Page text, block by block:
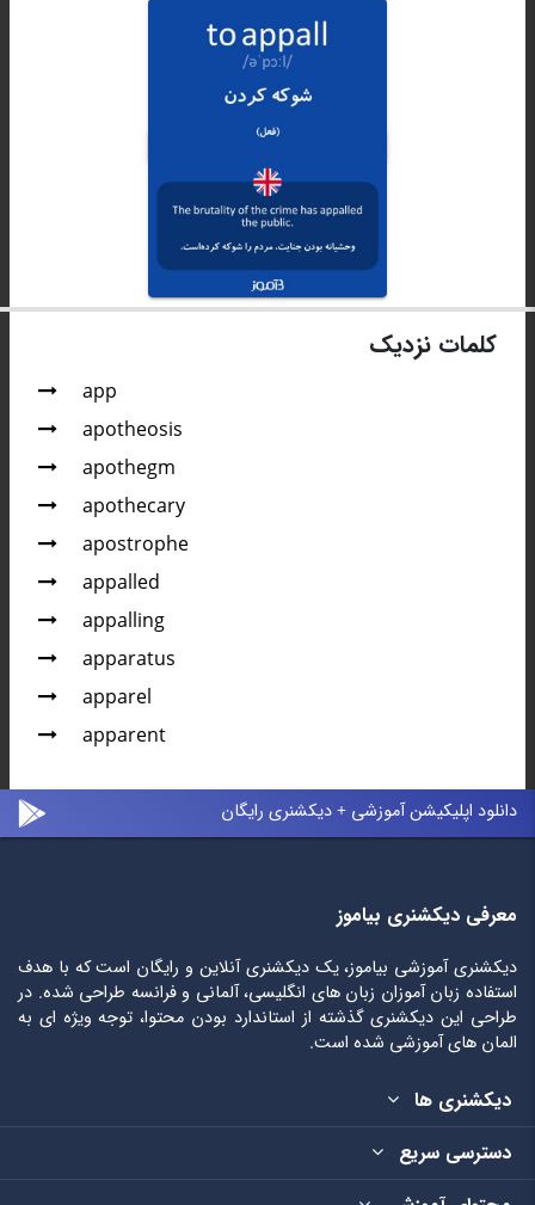
کلمات نزدیک
app
apotheosis
apothegm
apothecary
apostrophe
appalled
appalling
apparatus
apparel
apparent
دانلود اپلیکیشن آموزشی + دیکشنری رایگان
معرفی دیکشنری بیاموز
دیکشنری آموزشی بیاموز، یک دیکشنری آنلاین و رایگان است که با هدف
استفاده زبان آموزان زبان های انگلیسی، آلمانی و فرانسه طراحی شده. در
طراحی این دیکشنری گذشته از استاندارد بودن محتوا، توجه ویژه ای به
المان های آموزشی شده است.
دیکشنری ها
دسترسی سریع